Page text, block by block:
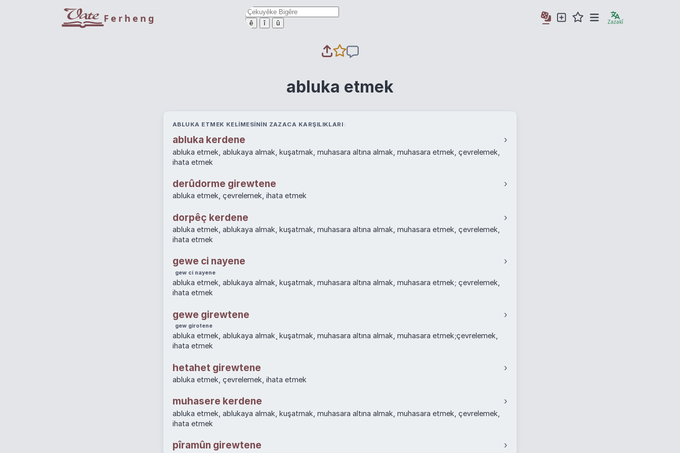
Ferheng ê î û Zazakî
abluka etmek
ABLUKA ETMEK KELIMESININ ZAZACA KARŞILIKLARI
abluka kerdene ›
abluka etmek, ablukaya almak, kuşatmak, muhasara altına almak, muhasara etmek, çevrelemek,
ihata etmek
derûdorme girewtene ›
abluka etmek, çevrelemek, ihata etmek
dorpêç kerdene ›
abluka etmek, ablukaya almak, kuşatmak, muhasara altına almak, muhasara etmek, çevrelemek,
ihata etmek
gewe ci nayene ›
gew ci nayene
abluka etmek, ablukaya almak, kuşatmak, muhasara altına almak, muhasara etmek; çevrelemek,
ihata etmek
gewe girewtene ›
gew girotene
abluka etmek, ablukaya almak¸ kuşatmak, muhasara altına almak, muhasara etmek;çevrelemek,
ihata etmek
hetahet girewtene ›
abluka etmek, çevrelemek, ihata etmek
muhasere kerdene ›
abluka etmek, ablukaya almak, kuşatmak, muhasara altına almak, muhasara etmek, çevrelemek,
ihata etmek
pîramûn girewtene ›